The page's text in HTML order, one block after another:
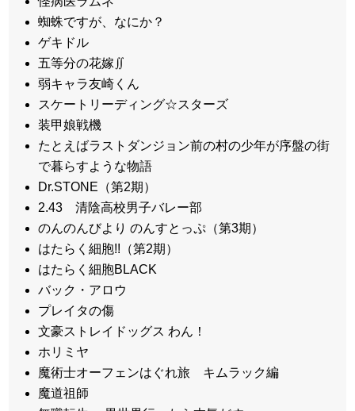
蜘蛛ですが、なにか？
ゲキドル
五等分の花嫁∬
弱キャラ友崎くん
スケートリーディング☆スターズ
装甲娘戦機
たとえばラストダンジョン前の村の少年が序盤の街
で暮らすような物語
Dr.STONE（第2期）
2.43 清陰高校男子バレー部
のんのんびより のんすとっぷ（第3期）
はたらく細胞!!（第2期）
はたらく細胞BLACK
バック・アロウ
プレイタの傷
文豪ストレイドッグス わん！
ホリミヤ
魔術士オーフェンはぐれ旅 キムラック編
魔道祖師